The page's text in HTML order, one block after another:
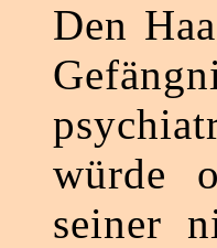
Den
würde
seiner